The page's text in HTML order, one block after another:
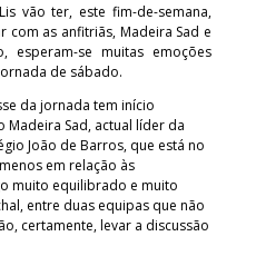
vão ter, este fim-de-semana,
com as anfitriãs, Madeira Sad e
esperam-se muitas emoções
de sábado.
da jornada tem início
Madeira Sad, actual líder da
João de Barros, que está no
em relação às
muito equilibrado e muito
entre duas equipas que não
certamente, levar a discussão